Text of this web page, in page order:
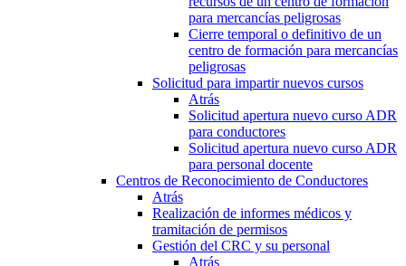
para mercancías peligrosas
Cierre temporal o definitivo de un
centro de formación para mercancías
peligrosas
Solicitud para impartir nuevos cursos
Atrás
Solicitud apertura nuevo curso ADR
para conductores
Solicitud apertura nuevo curso ADR
para personal docente
Centros de Reconocimiento de Conductores
Atrás
Realización de informes médicos y
tramitación de permisos
Gestión del CRC y su personal
Atrás